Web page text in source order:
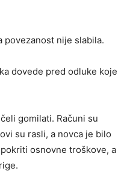
povezanost nije slabila.
dovede pred odluke koje
gomilati. Računi su
su rasli, a novca je bilo
osnovne troškove, a